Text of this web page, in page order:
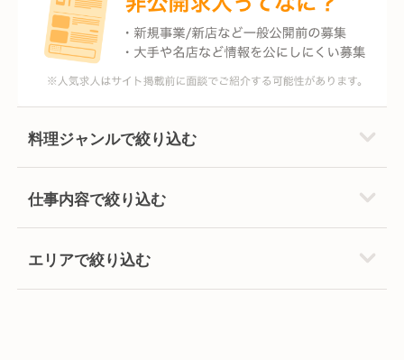
料理ジャンルで絞り込む
仕事内容で絞り込む
エリアで絞り込む